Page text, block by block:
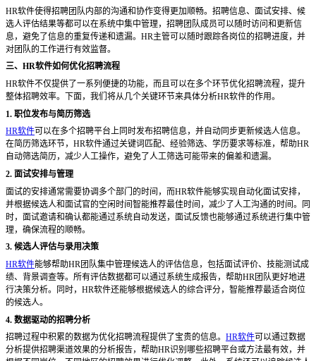
HR软件使得招聘团队内部的沟通和协作变得更加顺畅。招聘信息、面试安排、候
选人评估结果等都可以在系统中集中管理，招聘团队成员可以随时访问和更新信
息，避免了信息的重复传递和遗漏。HR主管可以随时跟踪各岗位的招聘进度，并
对团队的工作进行有效监督。
三、 HR软件如何优化招聘流程
HR软件不仅提供了一系列便捷的功能，而且可以在多个环节优化招聘流程，提升
整体招聘效率。下面，我们将从几个关键环节来具体分析HR软件的作用。
1. 职位发布与简历筛选
HR软件可以在多个招聘平台上同时发布招聘信息，并自动同步更新候选人信息。
在简历筛选环节，HR软件通过关键词匹配、经验筛选、学历要求等标准，帮助HR
自动筛选简历，减少人工操作，避免了人工筛选可能带来的偏差和遗漏。
2. 面试安排与管理
面试的安排通常需要协调多个部门的时间，而HR软件能够实现自动化面试安排，
并根据候选人和面试官的空闲时间智能推荐最佳时间，减少了人工沟通的时间。同
时，面试邀请和确认都能通过系统自动发送，面试反馈也能够通过系统进行集中管
理，确保流程的顺畅。
3. 候选人评估与录用决策
HR软件能够帮助HR团队集中管理候选人的评估信息，包括面试评价、技能测试成
绩、背景调查等。所有评估数据都可以通过系统生成报告，帮助HR团队更好地进
行决策分析。同时，HR软件还能够根据候选人的综合评分，智能推荐最适合岗位
的候选人。
4. 数据驱动的招聘分析
招聘过程中积累的数据为优化招聘流程提供了宝贵的信息。 HR软件可以通过数据
分析提供招聘渠道效果的分析报告，帮助HR识别哪些招聘平台或方法最有效，并